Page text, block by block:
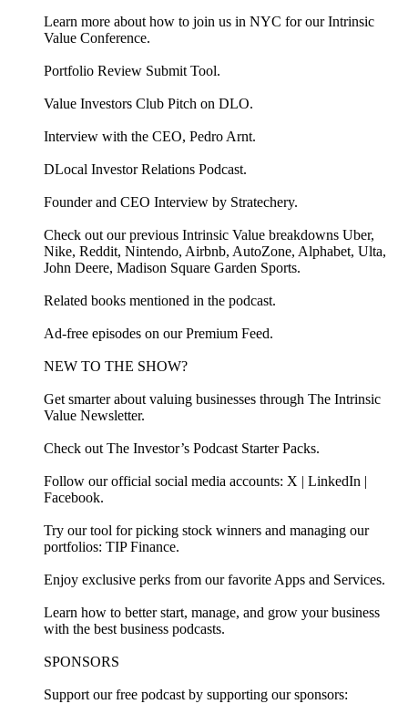
Learn more about how to join us in NYC for our ⁠⁠⁠⁠⁠Intrinsic
Value Conference⁠⁠⁠⁠⁠.
Portfolio Review ⁠⁠Submit Tool⁠⁠.
Value Investors Club ⁠⁠Pitch on DLO⁠⁠.
Interview with the CEO, Pedro Arnt.
DLocal Investor Relations Podcast.
Founder and CEO Interview by Stratechery.
Check out our previous Intrinsic Value breakdowns ⁠⁠Uber⁠⁠,
⁠⁠Nike⁠⁠, ⁠⁠Reddit⁠⁠, ⁠⁠Nintendo⁠⁠, ⁠⁠Airbnb⁠⁠, ⁠⁠AutoZone⁠⁠, ⁠⁠Alphabet⁠⁠, ⁠⁠Ulta⁠⁠,
⁠⁠John Deere⁠⁠, ⁠⁠Madison Square Garden Sports⁠⁠.
Related ⁠⁠⁠⁠⁠⁠⁠⁠⁠⁠⁠⁠⁠⁠⁠⁠⁠⁠⁠⁠⁠⁠⁠⁠⁠⁠⁠⁠⁠⁠⁠⁠⁠⁠⁠⁠⁠⁠⁠⁠⁠⁠⁠⁠⁠⁠⁠⁠⁠⁠⁠books⁠⁠⁠⁠⁠⁠⁠⁠⁠⁠⁠⁠⁠⁠⁠⁠⁠⁠⁠⁠⁠⁠⁠⁠⁠⁠⁠⁠⁠⁠⁠⁠⁠⁠⁠⁠⁠⁠⁠⁠⁠⁠⁠⁠⁠⁠⁠⁠⁠⁠⁠ mentioned in the podcast.
Ad-free episodes on our ⁠⁠⁠⁠⁠⁠⁠⁠⁠⁠⁠⁠⁠⁠⁠⁠⁠⁠⁠⁠⁠⁠⁠⁠⁠⁠⁠⁠⁠⁠⁠⁠⁠⁠⁠⁠⁠⁠⁠⁠⁠⁠⁠⁠⁠⁠⁠⁠⁠⁠⁠⁠⁠⁠⁠⁠⁠⁠⁠⁠⁠Premium Feed⁠⁠⁠⁠⁠⁠⁠⁠⁠⁠⁠⁠⁠⁠⁠⁠⁠⁠⁠⁠⁠⁠⁠⁠⁠⁠⁠⁠⁠⁠⁠⁠⁠⁠⁠⁠⁠⁠⁠⁠⁠⁠⁠⁠⁠⁠⁠⁠⁠⁠⁠⁠⁠⁠⁠⁠⁠⁠⁠⁠⁠⁠⁠⁠⁠⁠⁠⁠.
NEW TO THE SHOW?
Get smarter about valuing businesses through ⁠⁠⁠⁠⁠⁠⁠⁠⁠⁠⁠⁠⁠⁠⁠⁠⁠⁠⁠⁠⁠⁠⁠⁠⁠⁠⁠⁠⁠⁠⁠⁠⁠⁠⁠⁠⁠⁠⁠⁠⁠⁠⁠⁠⁠⁠⁠⁠⁠⁠⁠⁠⁠⁠⁠⁠⁠⁠⁠⁠⁠⁠⁠⁠⁠⁠⁠⁠⁠⁠⁠⁠⁠⁠⁠⁠⁠⁠⁠⁠⁠⁠⁠⁠⁠The Intrinsic
Value Newsletter⁠⁠⁠⁠⁠⁠⁠⁠⁠⁠⁠⁠⁠⁠⁠⁠⁠⁠⁠⁠⁠⁠⁠⁠⁠⁠⁠⁠⁠⁠⁠⁠⁠⁠⁠⁠⁠⁠⁠⁠⁠⁠⁠⁠⁠⁠⁠⁠⁠⁠⁠⁠⁠⁠⁠⁠⁠⁠⁠⁠⁠⁠⁠⁠⁠⁠⁠⁠⁠⁠⁠⁠⁠⁠⁠⁠⁠⁠⁠⁠⁠⁠⁠⁠⁠.
Check out ⁠⁠⁠⁠⁠⁠⁠⁠⁠⁠⁠⁠⁠⁠⁠⁠⁠⁠The Investor’s Podcast Starter Packs⁠⁠⁠⁠⁠⁠⁠⁠⁠⁠⁠⁠⁠⁠⁠⁠⁠⁠.
Follow our official social media accounts: ⁠⁠⁠⁠⁠⁠⁠⁠⁠⁠⁠⁠⁠⁠⁠⁠⁠⁠⁠⁠⁠⁠⁠⁠⁠⁠⁠⁠⁠⁠⁠⁠⁠⁠⁠⁠⁠⁠⁠⁠⁠⁠⁠⁠⁠⁠⁠⁠⁠⁠⁠⁠⁠⁠⁠⁠⁠⁠⁠⁠⁠⁠⁠⁠⁠⁠⁠⁠⁠⁠⁠⁠⁠⁠⁠⁠⁠⁠⁠⁠⁠⁠⁠⁠⁠X⁠⁠⁠⁠⁠⁠⁠⁠⁠⁠⁠⁠⁠⁠⁠⁠⁠⁠⁠⁠⁠⁠⁠⁠⁠⁠⁠⁠⁠⁠⁠⁠⁠⁠⁠⁠⁠⁠⁠⁠⁠⁠⁠⁠⁠⁠⁠⁠⁠⁠⁠⁠⁠⁠⁠⁠⁠⁠⁠⁠⁠⁠⁠⁠⁠⁠⁠⁠⁠⁠⁠⁠⁠⁠⁠⁠⁠⁠⁠⁠⁠⁠⁠⁠⁠ | ⁠⁠⁠⁠⁠⁠⁠⁠⁠⁠⁠⁠⁠⁠⁠⁠⁠⁠⁠⁠⁠⁠⁠⁠⁠⁠⁠⁠⁠⁠⁠⁠⁠⁠⁠⁠⁠⁠⁠⁠⁠⁠⁠⁠⁠⁠⁠⁠⁠⁠⁠⁠⁠⁠⁠⁠⁠⁠⁠⁠⁠⁠⁠⁠⁠⁠⁠⁠⁠⁠⁠⁠⁠⁠⁠⁠⁠⁠⁠⁠⁠⁠⁠⁠⁠LinkedIn⁠⁠⁠⁠⁠⁠⁠⁠⁠⁠⁠⁠⁠⁠⁠⁠⁠⁠⁠⁠⁠⁠⁠⁠⁠⁠⁠⁠⁠⁠⁠⁠⁠⁠⁠⁠⁠⁠⁠⁠⁠⁠⁠⁠⁠⁠⁠⁠⁠⁠⁠⁠⁠⁠⁠⁠⁠⁠⁠⁠⁠⁠⁠⁠⁠⁠⁠⁠⁠⁠⁠⁠⁠⁠⁠⁠⁠⁠⁠⁠⁠⁠⁠⁠⁠ |
⁠⁠⁠⁠⁠⁠⁠⁠⁠⁠⁠⁠⁠⁠⁠⁠⁠⁠⁠⁠⁠⁠⁠⁠⁠⁠⁠⁠⁠⁠⁠⁠⁠⁠⁠⁠⁠⁠⁠⁠⁠⁠⁠⁠⁠⁠⁠⁠⁠⁠⁠⁠⁠⁠⁠⁠⁠⁠⁠⁠⁠⁠⁠⁠⁠⁠⁠⁠⁠⁠⁠⁠⁠⁠⁠⁠⁠⁠⁠⁠⁠⁠⁠⁠⁠Facebook⁠⁠⁠⁠⁠⁠⁠⁠⁠⁠⁠⁠⁠⁠⁠⁠⁠⁠⁠⁠⁠⁠⁠⁠⁠⁠⁠⁠⁠⁠⁠⁠⁠⁠⁠⁠⁠⁠⁠⁠⁠⁠⁠⁠⁠⁠⁠⁠⁠⁠⁠⁠⁠⁠⁠⁠⁠⁠⁠⁠⁠⁠⁠⁠⁠⁠⁠⁠⁠⁠⁠⁠⁠⁠⁠⁠⁠⁠⁠⁠⁠⁠⁠⁠⁠⁠⁠⁠⁠⁠⁠⁠⁠⁠⁠⁠⁠⁠⁠⁠⁠⁠⁠⁠⁠⁠⁠⁠⁠⁠⁠⁠⁠⁠⁠⁠⁠⁠⁠⁠⁠⁠⁠⁠⁠⁠⁠⁠⁠⁠⁠⁠⁠⁠⁠⁠⁠⁠⁠⁠⁠⁠⁠⁠⁠⁠⁠⁠⁠⁠⁠⁠⁠⁠⁠⁠⁠⁠⁠⁠⁠⁠⁠⁠⁠⁠⁠⁠⁠⁠⁠⁠⁠⁠⁠⁠⁠⁠⁠⁠⁠⁠⁠⁠⁠⁠⁠⁠⁠⁠⁠⁠⁠⁠⁠⁠⁠⁠⁠⁠⁠⁠.
Try our tool for picking stock winners and managing our
portfolios: ⁠⁠⁠⁠⁠⁠⁠⁠⁠⁠⁠⁠⁠⁠⁠⁠⁠⁠⁠⁠⁠⁠⁠⁠⁠⁠⁠⁠⁠⁠⁠⁠⁠⁠⁠⁠⁠⁠⁠⁠⁠⁠⁠⁠⁠⁠⁠⁠⁠⁠⁠⁠⁠⁠⁠⁠⁠⁠⁠⁠⁠⁠⁠⁠⁠⁠⁠⁠⁠⁠⁠⁠⁠⁠⁠⁠⁠⁠⁠⁠⁠⁠⁠⁠⁠TIP Finance⁠⁠⁠⁠⁠⁠⁠⁠⁠⁠⁠⁠⁠⁠⁠⁠.
Enjoy exclusive perks from our ⁠⁠⁠⁠⁠⁠⁠⁠⁠⁠⁠⁠⁠⁠⁠⁠⁠⁠⁠⁠⁠⁠⁠⁠⁠⁠⁠⁠⁠⁠⁠⁠⁠⁠⁠⁠⁠⁠⁠⁠⁠⁠⁠⁠⁠⁠⁠⁠⁠⁠⁠⁠⁠⁠⁠⁠⁠⁠⁠⁠⁠⁠⁠⁠⁠⁠⁠⁠⁠⁠⁠⁠⁠⁠⁠⁠⁠⁠⁠⁠⁠⁠⁠⁠⁠favorite Apps and Services⁠⁠⁠⁠⁠⁠⁠⁠⁠⁠⁠⁠⁠⁠⁠⁠⁠⁠⁠⁠⁠⁠⁠⁠⁠⁠⁠⁠⁠⁠⁠⁠⁠⁠⁠⁠⁠⁠⁠⁠⁠⁠⁠⁠⁠⁠⁠⁠⁠⁠⁠⁠⁠⁠⁠⁠⁠⁠⁠⁠⁠⁠⁠⁠⁠⁠⁠⁠⁠⁠⁠⁠⁠⁠⁠⁠⁠⁠⁠⁠⁠⁠⁠⁠⁠.
Learn how to better start, manage, and grow your business
with the ⁠⁠⁠⁠⁠⁠⁠⁠⁠⁠⁠⁠⁠⁠⁠⁠⁠⁠⁠⁠⁠⁠⁠⁠⁠⁠⁠⁠⁠⁠⁠⁠⁠⁠⁠⁠⁠⁠⁠⁠⁠⁠⁠⁠⁠⁠⁠⁠⁠⁠⁠⁠⁠⁠⁠⁠⁠⁠⁠⁠⁠⁠⁠⁠⁠⁠⁠⁠⁠⁠⁠⁠⁠⁠⁠⁠⁠⁠⁠⁠⁠⁠⁠⁠⁠best business podcasts⁠⁠⁠⁠⁠⁠⁠⁠⁠⁠⁠⁠⁠⁠⁠⁠⁠⁠⁠⁠⁠⁠⁠⁠⁠⁠⁠⁠⁠⁠⁠⁠⁠⁠⁠⁠⁠⁠⁠⁠⁠⁠⁠⁠⁠⁠⁠⁠⁠⁠⁠⁠⁠⁠⁠⁠⁠⁠⁠⁠⁠⁠⁠⁠⁠⁠⁠⁠⁠⁠⁠⁠⁠⁠⁠⁠⁠⁠⁠⁠⁠⁠⁠⁠⁠.
SPONSORS
Support our free podcast by supporting our ⁠sponsors⁠: